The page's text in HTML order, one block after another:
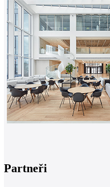
Partneři